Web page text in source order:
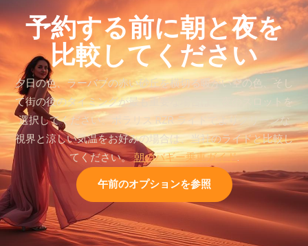
予約する前に朝と夜を
比較してください
夕日の色、ラーバブの赤い砂丘を横切る暖かい空の色、そし
て街の後のタイミングが最も重要な場合は、夜のスロットを
選択してください。ポラリス RZR ライドでよりクリーンな
視界と涼しい気温をお好みの場合は、当社のライドと比較し
てください。朝のバギー乗車ガイド.
午前のオプションを参照